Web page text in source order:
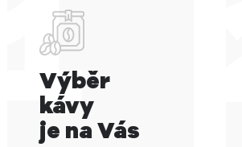
Výběr
kávy
je na Vás